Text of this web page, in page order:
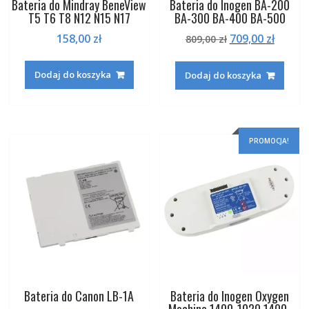
Bateria do Mindray BeneView
T5 T6 T8 N12 N15 N17
158,00 zł
Dodaj do koszyka
Bateria do Inogen BA-200
BA-300 BA-400 BA-500
809,00zł Pierwotna
wynosiła:
809,00 zł.
709,00 zł
709,00
Dodaj do koszyka
Bateria do Canon LB-1A
PROMOCJA!
Bateria do Inogen Oxygen